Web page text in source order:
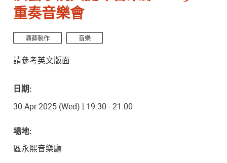
重奏音樂會
演藝製作 音樂
請參考英文版面
日期:
30 Apr 2025 (Wed) | 19:30 - 21:00
場地:
區永熙音樂廳